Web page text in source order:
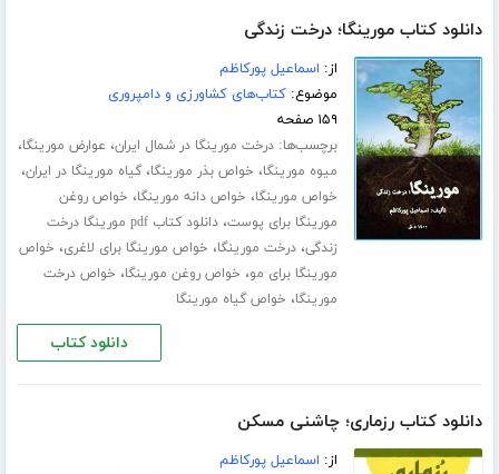
دانلود کتاب مورینگا؛ درخت زندگی
از: اسماعیل پورکاظم
موضوع:کتاب‌های کشاورزی و دامپروری
۱۵۹ صفحه
برچسب‌ها:درخت مورینگا در شمال ایران، عوارض مورینگا،
میوه مورینگا، خواص بذر مورینگا،گیاه مورینگا در ایران،
خواص مورینگا، خواص دانه مورینگا، خواص روغن
مورینگا برای پوست،
دانلود کتاب pdf مورینگا درخت
زندگی،درخت مورینگا، خواص مورینگا برای لاغری، خواص
مورینگا برای مو، خواص روغن مورینگا، خواص درخت
مورینگا، خواص گیاه مورینگا
دانلود کتاب
دانلود کتاب رزماری؛ چاشنی مسکن
از: اسماعیل پورکاظم